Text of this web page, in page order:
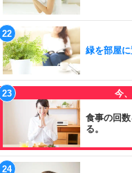
緑を部屋に
食事の回
る。